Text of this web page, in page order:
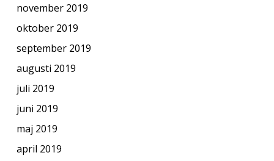
november 2019
oktober 2019
september 2019
augusti 2019
juli 2019
juni 2019
maj 2019
april 2019